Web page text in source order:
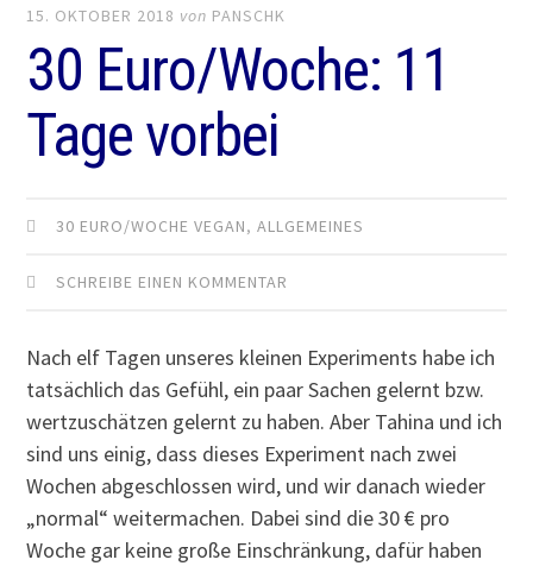
15. OKTOBER 2018 von PANSCHK
30 Euro/Woche: 11
Tage vorbei
30 EURO/WOCHE VEGAN,ALLGEMEINES
SCHREIBE EINEN KOMMENTAR
Nach elf Tagen unseres kleinen Experiments habe ich
tatsächlich das Gefühl, ein paar Sachen gelernt bzw.
wertzuschätzen gelernt zu haben. Aber Tahina und ich
sind uns einig, dass dieses Experiment nach zwei
Wochen abgeschlossen wird, und wir danach wieder
„normal“ weitermachen. Dabei sind die 30 € pro
Woche gar keine große Einschränkung, dafür haben